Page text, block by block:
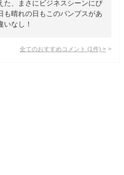
た、まさにビジネスシーンにぴ
も晴れの日もこのパンプスがあ
なし！
全てのおすすめコメント (1 件) >